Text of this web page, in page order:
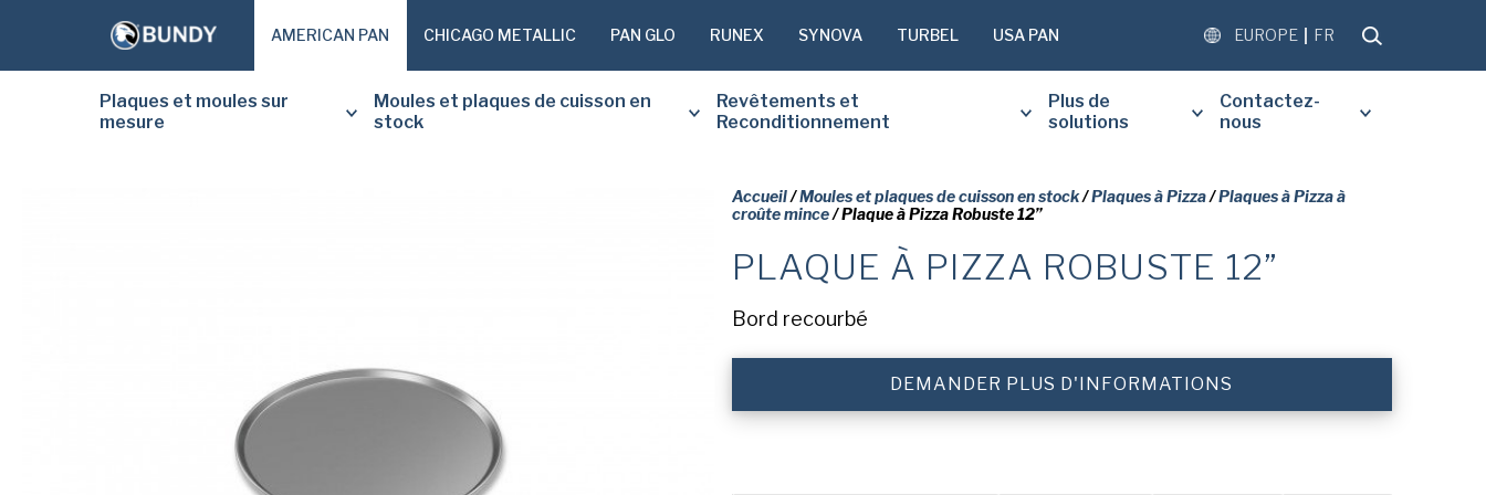
AMERICAN PAN CHICAGO METALLIC PAN GLO RUNEX SYNOVA TURBEL USA PAN EUROPE FR
Plaques et moules sur
mesure
Moules et plaques de cuisson en
stock
Revêtements et
Reconditionnement
Plus de
solutions
Contactez-
nous
Accueil/Moules et plaques de cuisson en stock/Plaques à Pizza/Plaques à Pizza à
croûte mince/ Plaque à Pizza Robuste 12”
PLAQUE À PIZZA ROBUSTE 12”
Bord recourbé
DEMANDER PLUS D'INFORMATIONS
VEUILLEZ REMPLIR LE FORMULAIRE CI-
GRATUITE DU DOCUMENT DEMANDÉ.
Prénom
(Nécessaire)